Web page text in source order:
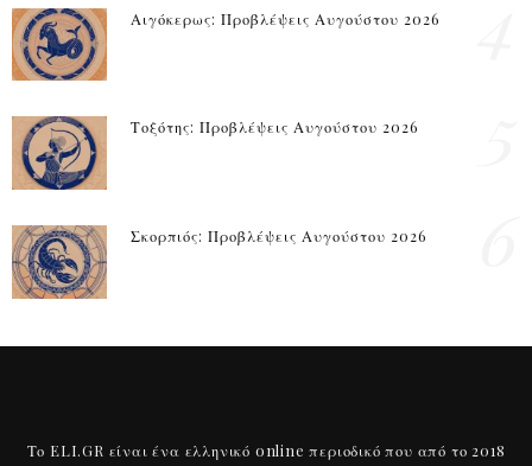
Αιγόκερως: Προβλέψεις Αυγούστου 2026
Τοξότης: Προβλέψεις Αυγούστου 2026
Σκορπιός: Προβλέψεις Αυγούστου 2026
Το ELI.GR είναι ένα ελληνικό online περιοδικό που από το 2018